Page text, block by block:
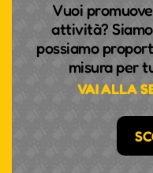
Vuoi
attività?
possiamo
misura per
VAI ALLA